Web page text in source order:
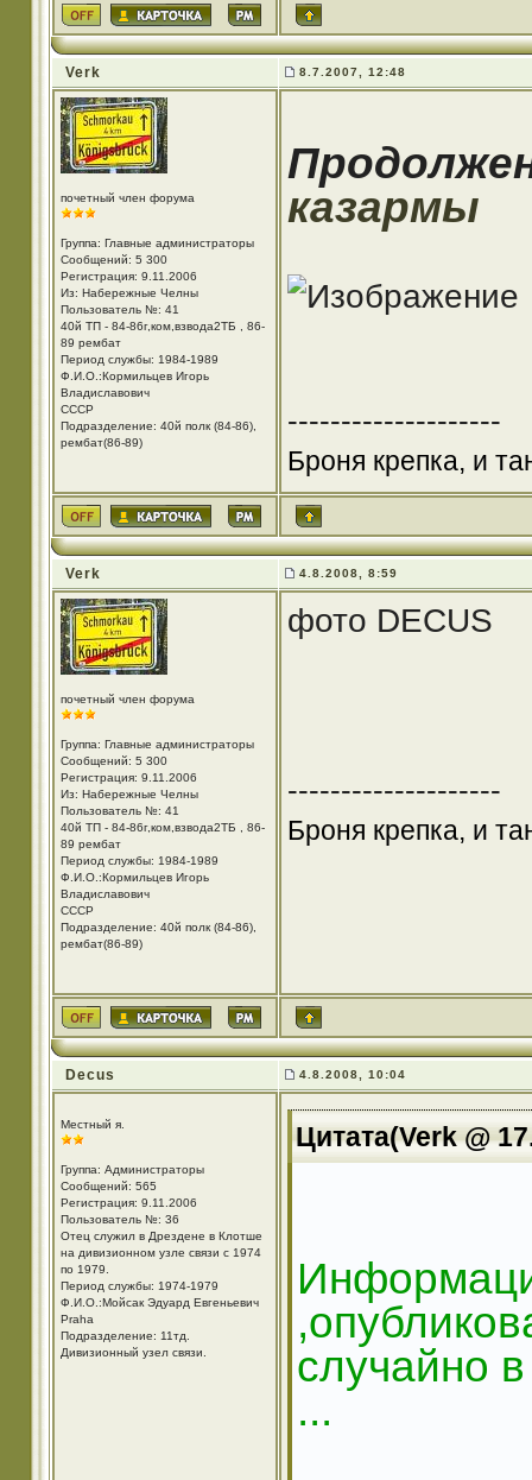
Verk 8.7.2007, 12:48
почетный член форума
Группа: Главные администраторы
Сообщений: 5 300
Регистрация: 9.11.2006
Из: Набережные Челны
Пользователь №: 41
40й ТП - 84-86г,ком,взвода2ТБ , 86-
89 рембат
Период службы: 1984-1989
Ф.И.О.:Кормильцев Игорь
Владиславович
СССР
Подразделение: 40й полк (84-86),
рембат(86-89)
казармы
--------------------
Броня крепка, и
Verk 4.8.2008, 8:59
почетный член форума
Группа: Главные администраторы
Сообщений: 5 300
Регистрация: 9.11.2006
Из: Набережные Челны
Пользователь №: 41
40й ТП - 84-86г,ком,взвода2ТБ , 86-
89 рембат
Период службы: 1984-1989
Ф.И.О.:Кормильцев Игорь
Владиславович
СССР
Подразделение: 40й полк (84-86),
рембат(86-89)
фото DECUS
--------------------
Броня крепка, и
Decus 4.8.2008, 10:04
Местный я.
Группа: Администраторы
Сообщений: 565
Регистрация: 9.11.2006
Пользователь №: 36
Отец служил в Дрездене в Клотше
на дивизионном узле связи с 1974
по 1979.
Период службы: 1974-1979
Ф.И.О.:Мойсак Эдуард Евгеньевич
Praha
Подразделение: 11тд.
Дивизионный узел связи.
Цитата(Verk @
случайно
...